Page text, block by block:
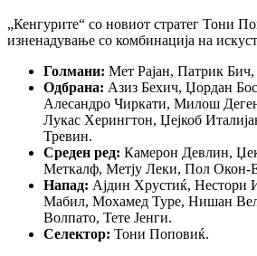
„Кенгурите“ со новиот стратег Тони
изненадување со комбинација на
Голмани: Мет Рајан, Патрик
Одбрана: Азиз Бехич, Џордан
Алесандро Чиркати, Милош
Лукас Херингтон, Џејкоб
Тревин.
Среден ред: Камерон Девлин,
Меткалф, Метју Леки, Пол Окон-
Напад: Ајдин Хрустиќ, Нестори
Мабил, Мохамед Туре, Нишан
Волпато, Тете Јенги.
Селектор: Тони Поповиќ.